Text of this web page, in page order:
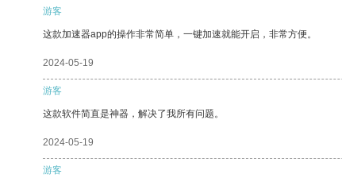
游客
这款加速器app的操作非常简单，一键加速就能开启，非常方便。
2024-05-19
游客
这款软件简直是神器，解决了我所有问题。
2024-05-19
游客